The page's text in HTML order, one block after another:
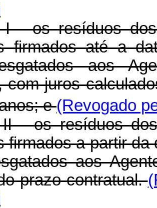
dos
firmados até a
aos
com juros
e(Revogado
dos
firmados a partir
aos
prazo contratual.